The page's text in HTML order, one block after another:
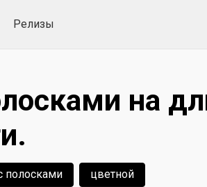
Релизы
на
полосками цветной